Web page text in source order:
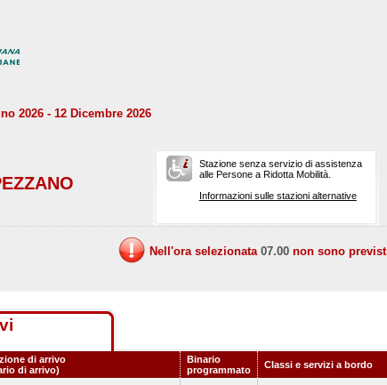
2026 - 12 Dicembre 2026
Stazione senza servizio di assistenza
alle Persone a Ridotta Mobilità.
Informazioni sulle stazioni alternative
Nell'ora selezionata 07.00 non sono
di arrivo
di arrivo)
Binario
programmato
Classi e servizi a bordo